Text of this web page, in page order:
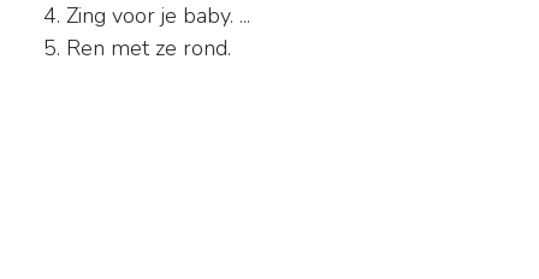
Zing voor je baby. ...
Ren met ze rond.